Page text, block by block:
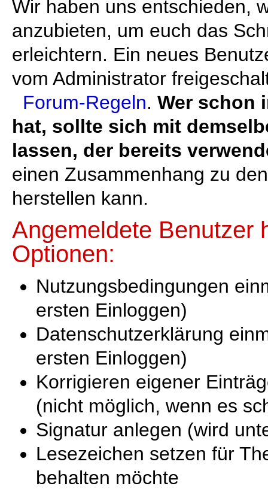
Wir haben uns entschieden,
anzubieten, um euch das
erleichtern. Ein neues
vom Administrator
Forum-Regeln. Wer schon
hat, sollte sich mit
lassen, der bereits
einen Zusammenhang zu
herstellen kann.
Angemeldete Benutzer
Optionen:
Nutzungsbedingungen
ersten Einloggen)
Datenschutzerklärung
ersten Einloggen)
Korrigieren eigener
(nicht möglich, wenn es
Signatur anlegen (wird
Lesezeichen setzen für
behalten möchte